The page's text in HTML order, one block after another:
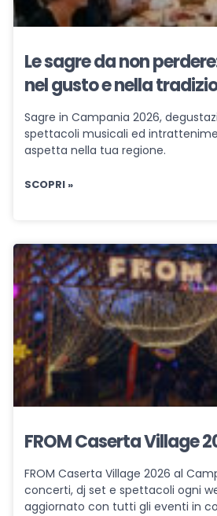
Le sagre da non
nel gusto e nella
Sagre in Campania 2026,
spettacoli musicali ed
aspetta nella tua regione.
SCOPRI »
FROM Caserta Village
FROM Caserta Village 2026 al
concerti, dj set e spettacoli ogni
aggiornato con tutti gli eventi in